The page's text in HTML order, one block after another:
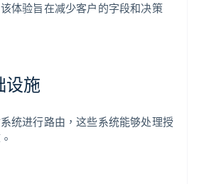
体验旨在减少客户的字段和决策
设施
统进行路由，这些系统能够处理授